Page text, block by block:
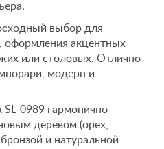
выбор для
оформления акцентных
или столовых. Отлично
модерн и
SL-0989 гармонично
деревом (орех,
и натуральной